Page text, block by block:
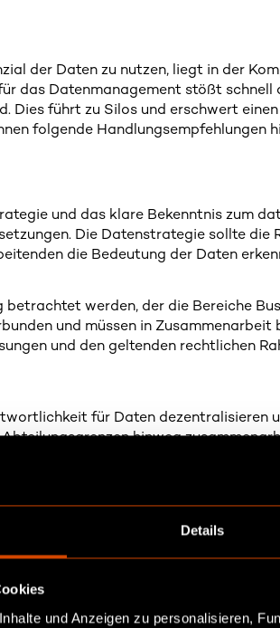
Details
und Anzeigen zu personalisieren,
der Daten zu nutzen, liegt in der
das Datenmanagement stößt
Dies führt zu Silos und erschwert
folgende Handlungsempfehlungen
und das klare Bekenntnis zum
Die Datenstrategie sollte
die Bedeutung der Daten
werden, der die Bereiche
und müssen in
und den geltenden rechtlichen
für Daten dezentralisieren
hinweg
umzusetzen. Eine
die Datennutzung
und